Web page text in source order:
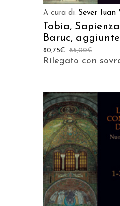
A cura di: Sever Juan
Tobia,
Baruc,
85,00€
80,75€
Rilegato con
AGGIUNGI AL